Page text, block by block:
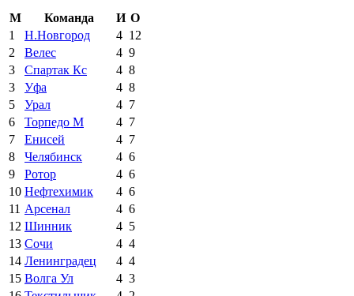
М Команда И О
1
Н.Новгород 4 12
2
Велес 4 9
3
Спартак Кс 4 8
3
Уфа 4 8
5
Урал 4 7
6
Торпедо М 4 7
7
Енисей 4 7
8
Челябинск 4 6
9
Ротор 4 6
10 Нефтехимик 4 6
11 Арсенал 4 6
12 Шинник 4 5
13 Сочи 4 4
14 Ленинградец 4 4
15 Волга Ул 4 3